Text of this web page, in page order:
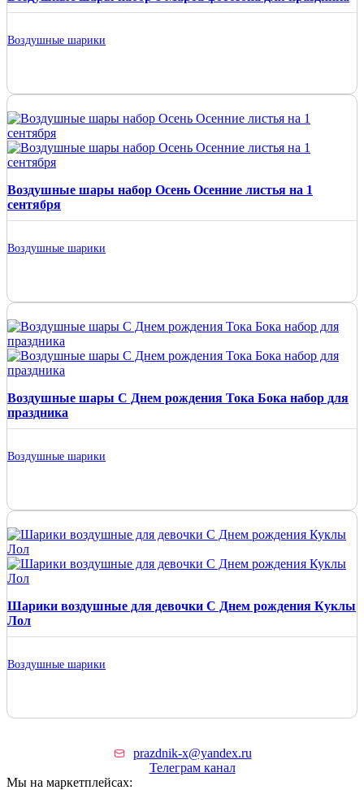
Воздушные шарики
Воздушные шары набор Осень Осенние листья на 1
сентября
Воздушные шарики
Воздушные шары С Днем рождения Тока Бока набор для
праздника
Воздушные шарики
Шарики воздушные для девочки С Днем рождения Куклы
Лол
Воздушные шарики
prazdnik-x@yandex.ru
Телеграм канал
Мы на маркетплейсах: